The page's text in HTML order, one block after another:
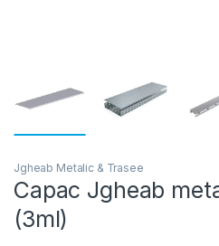
Jgheab Metalic & Trasee
Capac Jgheab
(3ml)